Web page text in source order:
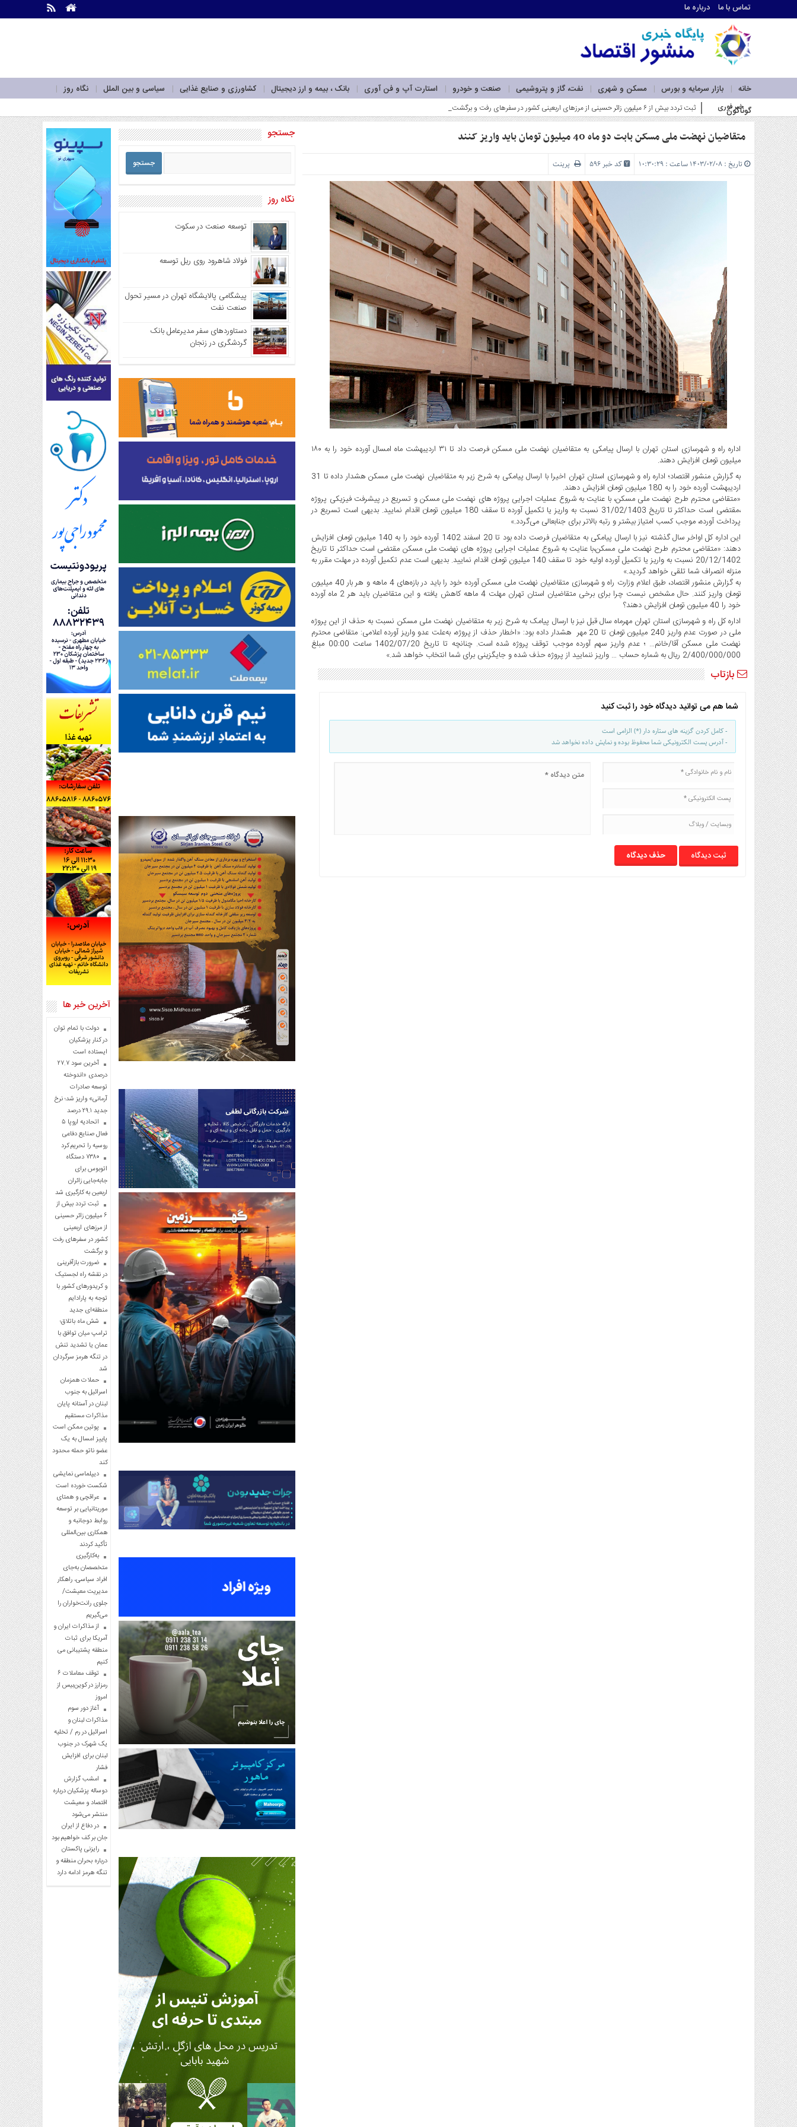
تماس با ما درباره ما
خانه بازار سرمایه و بورس مسکن و شهری نفت، گاز و پتروشیمی صنعت و خودرو استارت آپ و فن آوری بانک ، بیمه و ارز دیجیتال کشاورزی و صنایع غذایی سیاسی و بین الملل
نگاه روز
گوناگون
ما
درباره
سرویس
ها
خانه
بازار
سرمایه
و
بورس
مسکن
و
شهری
نفت،
گاز
و
پتروشیمی
صنعت
و
خودرو
استارت
آپ
و
فن
آوری
بانک
،
بیمه
و
ارز
دیجیتال
کشاورزی
و
صنایع
غذایی
سیاسی
و
بین
الملل
نگاه
روز
گوناگون
خبر فوری ثبت تردد بیش از ۶ میلیون زائر حسینی از مرزهای اربعینی کشور در سفرهای رفت و برگشت_
متقاضیان نهضت ملی مسکن بابت دو ماه 40 میلیون تومان باید واریز کنند
تاریخ : ۱۴۰۳/۰۲/۰۸ ساعت : ۱۰:۳۰:۲۹ کد خبر 596 پرینت
اداره راه و شهرسازی استان تهران با ارسال پیامکی به متقاضیان نهضت ملی مسکن فرصت داد تا ۳۱ اردیبهشت ماه امسال آورده خود را به ۱۸۰
میلیون تومان افزایش دهند.
به گزارش منشور اقتصاد؛ اداره راه و شهرسازی استان تهران اخیرا با ارسال پیامکی به شرح زیر به متقاضیان نهضت ملی مسکن هشدار داده تا 31
اردیبهشت آورده خود را به 180 میلیون تومان افزایش دهند.
«متقاضی محترم طرح نهضت ملی مسکن، با عنایت به شروع عملیات اجرایی پروژه های نهضت ملی مسکن و تسریع در پیشرفت فیزیکی پروژه
،مقتضی است حداکثر تا تاریخ 31/02/1403 نسبت به واریز یا تکمیل آورده تا سقف 180 میلیون تومان اقدام نمایید. بدیهی است تسریع در
پرداخت آورده، موجب کسب امتیاز بیشتر و رتبه بالاتر برای جنابعالی می‌گردد.»
این اداره کل اواخر سال گذشته نیز با ارسال پیامکی به متقاضیان فرصت داده بود تا 20 اسفند 1402 آورده خود را به 140 میلیون تومان افزایش
دهند: «متقاضی محترم طرح نهضت ملی مسکن،با عنایت به شروع عملیات اجرایی پروژه های نهضت ملی مسکن مقتضی است حداکثر تا تاریخ
20/12/1402 نسبت به واریز یا تکمیل آورده اولیه خود تا سقف 140 میلیون تومان اقدام نمایید. بدیهی است عدم تکمیل آورده در مهلت مقرر به
منزله انصراف شما تلقی خواهد گردید.»
به گزارش منشور اقتصاد،‌ طبق اعلام وزارت راه و شهرسازی متقاضیان نهضت ملی مسکن آورده خود را باید در بازه‌های 4 ماهه و هر بار 40 میلیون
تومان واریز کنند. حال مشخص نیست چرا برای برخی متقاضیان استان تهران مهلت 4 ماهه کاهش یافته و این متقاضیان باید هر 2 ماه آورده
خود را 40 میلیون تومان افزایش دهند؟
اداره کل راه و شهرسازی استان تهران مهرماه سال قبل نیز با ارسال پیامک به شرح زیر به متقاضیان نهضت ملی مسکن نسبت به حذف از این پروژه
ملی در صورت عدم واریز 240 میلیون تومان تا 20 مهر هشدار داده بود: «اخطار حذف از پروژه،‌ به‌علت عدو واریز آورده اعلامی: متقاضی محترم
نهضت ملی مسکن آقا/خانم… ؛ عدم واریز سهم آورده موجب توقف پروژه شده است. چنانچه تا تاریخ 1402/07/20 ساعت 00:00 مبلغ
2/400/000/000 ریال به شماره حساب … واریز ننمایید از پروژه حذف شده و جایگزینی برای شما انتخاب خواهد شد.»
بازتاب
شما هم می توانید دیدگاه خود را ثبت کنید
- کامل کردن گزینه های ستاره دار (*) الزامی است
- آدرس پست الکترونیکی شما محفوظ بوده و نمایش داده نخواهد شد
حذف دیدگاه
جستجو
نگاه روز
توسعه صنعت در سکوت
فولاد شاهرود روی ریل توسعه
پیشگامی پالایشگاه تهران در مسیر تحول
صنعت نفت
دستاوردهای سفر مدیرعامل بانک
گردشگری در زنجان
آخرین خبر ها
دولت با تمام توان
در کنار پزشکیان
ایستاده است
آخرین سود ۲۷.۷
درصدی «اندوخته
توسعه صادرات
آرمانی» واریز شد؛ نرخ
جدید ۲۹.۱ درصد
اتحادیه اروپا ۵
فعال صنایع دفاعی
روسیه را تحریم کرد
۷۳۸۰ دستگاه
اتوبوس برای
جابه‌جایی زائران
اربعین به‌ کارگیری شد
ثبت تردد بیش از
۶ میلیون زائر حسینی
از مرزهای اربعینی
کشور در سفرهای رفت
و برگشت
ضرورت بازآفرینی
در نقشه راه لجستیک
و کریدورهای کشور با
توجه به پارادایم
منطقه‌ای جدید
شش ماه باتلاق؛
ترامپ میان توافق با
عمان یا تشدید تنش
در تنگه هرمز سرگردان
شد
حملات همزمان
اسرائیل به جنوب
لبنان در آستانه پایان
مذاکرات مستقیم
پوتین ممکن است
پاییز امسال به یک
عضو ناتو حمله محدود
کند
دیپلماسی نمایشی
شکست خورده است
عراقچی و همتای
موریتانیایی بر توسعه
روابط دوجانبه و
همکاری بین‌المللی
تأکید کردند
به‌کارگیری
متخصصان به‌جای
افراد سیاسی، راهکار
مدیریت معیشت/
جلوی رانت‌خواران را
می‌گیریم
از مذاکرات ایران و
آمریکا برای ثبات
منطقه پشتیبانی می
کنیم
توقف معاملات ۶
رمزارز در کوین‌بیس از
امروز
آغاز دور سوم
مذاکرات لبنان و
اسرائیل در رم / تخلیه
یک شهرک در جنوب
لبنان برای افزایش
فشار
امشب گزارش
دوساله پزشکیان درباره
اقتصاد و معیشت
منتشر می‌شود
در دفاع از ایران
جان بر کف خواهیم بود
رایزنی پاکستان
درباره بحران منطقه و
تنگه هرمز ادامه دارد